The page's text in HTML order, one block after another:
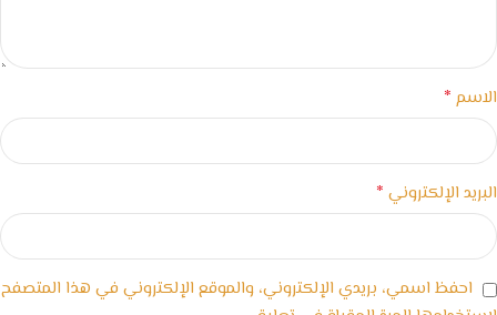
الاسم *
البريد الإلكتروني *
احفظ اسمي، بريدي الإلكتروني، والموقع الإلكتروني في هذا المتصفح